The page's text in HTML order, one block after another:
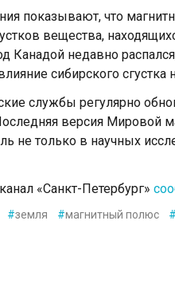
показывают, что
вещества,
Канадой недавно
сибирского
службы регулярно
версия Мировой
не только в научных
«Санкт-Петербург»
#земля #магнитный полюс #